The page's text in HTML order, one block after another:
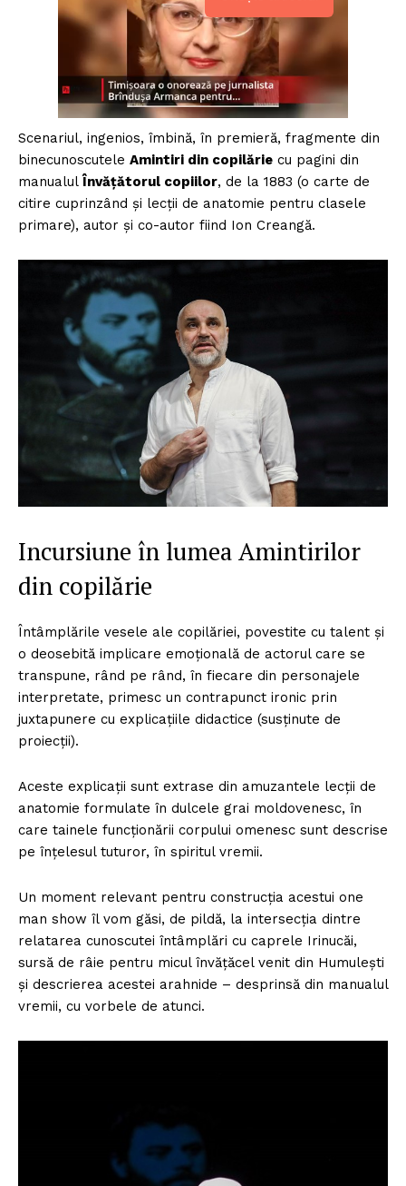
Scenariul, ingenios, îmbină, în premieră, fragmente din
binecunoscutele Amintiri din copilărie cu pagini din
manualul Învățătorul copiilor, de la 1883 (o carte de
citire cuprinzând și lecții de anatomie pentru clasele
primare), autor și co-autor fiind Ion Creangă.
Incursiune în lumea Amintirilor
din copilărie
Întâmplările vesele ale copilăriei, povestite cu talent și
o deosebită implicare emoțională de actorul care se
transpune, rând pe rând, în fiecare din personajele
interpretate, primesc un contrapunct ironic prin
juxtapunere cu explicațiile didactice (susținute de
proiecții).
Aceste explicaţii sunt extrase din amuzantele lecții de
anatomie formulate în dulcele grai moldovenesc, în
care tainele funcționării corpului omenesc sunt descrise
pe înțelesul tuturor, în spiritul vremii.
Un moment relevant pentru construcția acestui one
man show îl vom găsi, de pildă, la intersecția dintre
relatarea cunoscutei întâmplări cu caprele Irinucăi,
sursă de râie pentru micul învățăcel venit din Humulești
și descrierea acestei arahnide – desprinsă din manualul
vremii, cu vorbele de atunci.